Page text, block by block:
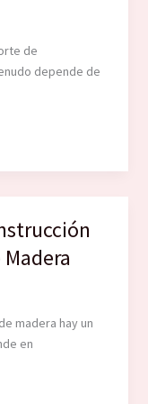
de
depende de
madera hay un
en